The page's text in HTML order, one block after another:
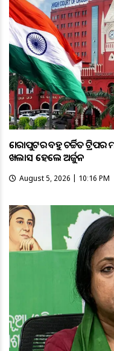
କୋରାପୁଟର ବହୁ ଚର୍ଚ୍ଚିତ ଟ୍ରିପର
ଖଲାସ ହେଲେ ଅର୍ଜୁନ
August 5, 2026 | 10:16 PM